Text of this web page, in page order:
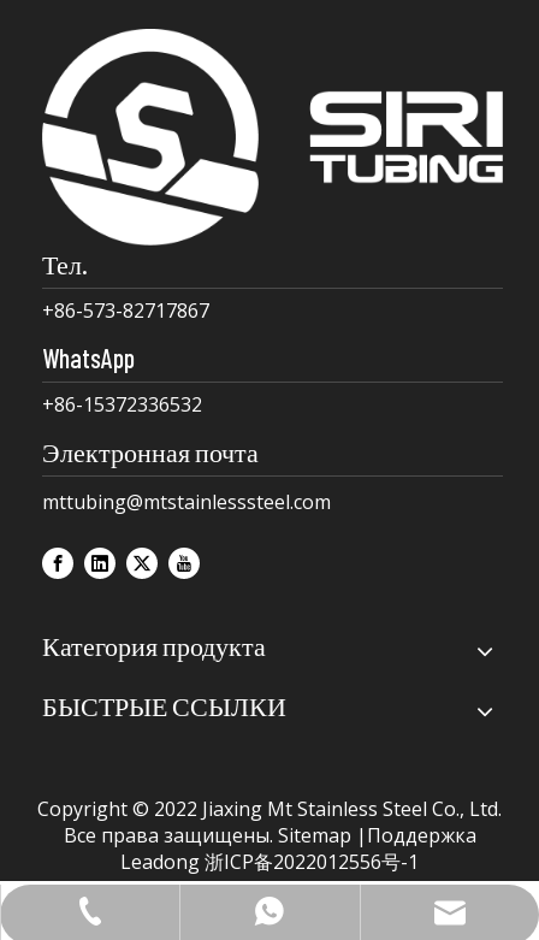
Тел.
+86-573-82717867
WhatsApp
+86-15372336532
Электронная почта
mttubing@mtstainlesssteel.com
Категория продукта
БЫСТРЫЕ ССЫЛКИ
+86-573-82717867
+86-15372336532
mttubing@mtstainlesssteel.com
Copyright © 2022 Jiaxing Mt Stainless Steel Co., Ltd.
Все права защищены. Sitemap |Поддержка
Leadong浙ICP备2022012556号-1